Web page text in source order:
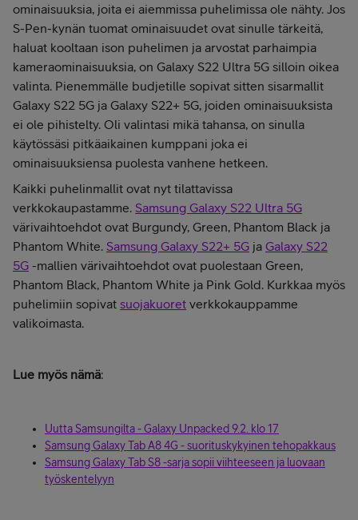
ominaisuuksia, joita ei aiemmissa puhelimissa ole nähty. Jos
S-Pen-kynän tuomat ominaisuudet ovat sinulle tärkeitä,
haluat kooltaan ison puhelimen ja arvostat parhaimpia
kameraominaisuuksia, on Galaxy S22 Ultra 5G silloin oikea
valinta. Pienemmälle budjetille sopivat sitten sisarmallit
Galaxy S22 5G ja Galaxy S22+ 5G, joiden ominaisuuksista
ei ole pihistelty. Oli valintasi mikä tahansa, on sinulla
käytössäsi pitkäaikainen kumppani joka ei
ominaisuuksiensa puolesta vanhene hetkeen.
Kaikki puhelinmallit ovat nyt tilattavissa
verkkokaupastamme. Samsung Galaxy S22 Ultra 5G
värivaihtoehdot ovat Burgundy, Green, Phantom Black ja
Phantom White. Samsung Galaxy S22+ 5G ja Galaxy S22
5G -mallien värivaihtoehdot ovat puolestaan Green,
Phantom Black, Phantom White ja Pink Gold. Kurkkaa myös
puhelimiin sopivat suojakuoret verkkokauppamme
valikoimasta.
Lue myös nämä:
Uutta Samsungilta - Galaxy Unpacked 9.2. klo 17
Samsung Galaxy Tab A8 4G - suorituskykyinen tehopakkaus
Samsung Galaxy Tab S8 -sarja sopii viihteeseen ja luovaan
työskentelyyn